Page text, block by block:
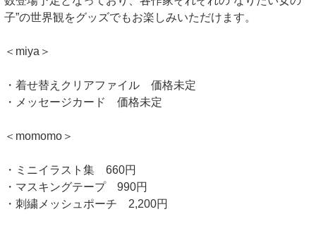
子”の世界観をグッズでもお楽しみいただけます。
＜miya＞
・着せ替えクリアファイル 価格未定
・メッセージカード 価格未定
＜momomo＞
・ミニイラスト集 660円
・マスキングテープ 990円
・刺繍メッシュポーチ 2,200円